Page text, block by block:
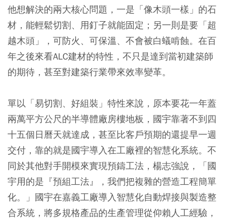
他想解決的兩大核心問題，一是「像木頭一樣」的石
材，能輕鬆切割、用釘子就能固定；另一則是要「超
越木頭」，可防火、可保溫、不會被白蟻啃蝕。在百
年之後來看ALC建材的特性，不只是達到當初建築師
的期待，甚至對建築行業帶來效率變革。
單以「易切割、好組裝」特性來說，原本要花一年蓋
兩萬平方公尺的半導體廠房樓地板，國宇靠著不到四
十五個日曆天就達成，甚至比客戶預期的還提早一週
交付，靠的就是國宇導入在工廠裡的智慧化系統。不
同於其他對手開模來實現預鑄工法，楊志強說，「國
宇用的是『預組工法』，我們把複雜的營造工程簡單
化。」國宇在嘉義工廠導入智慧化自動焊接與製造整
合系統，將多規格產品的生產管理從仰賴人工經驗，